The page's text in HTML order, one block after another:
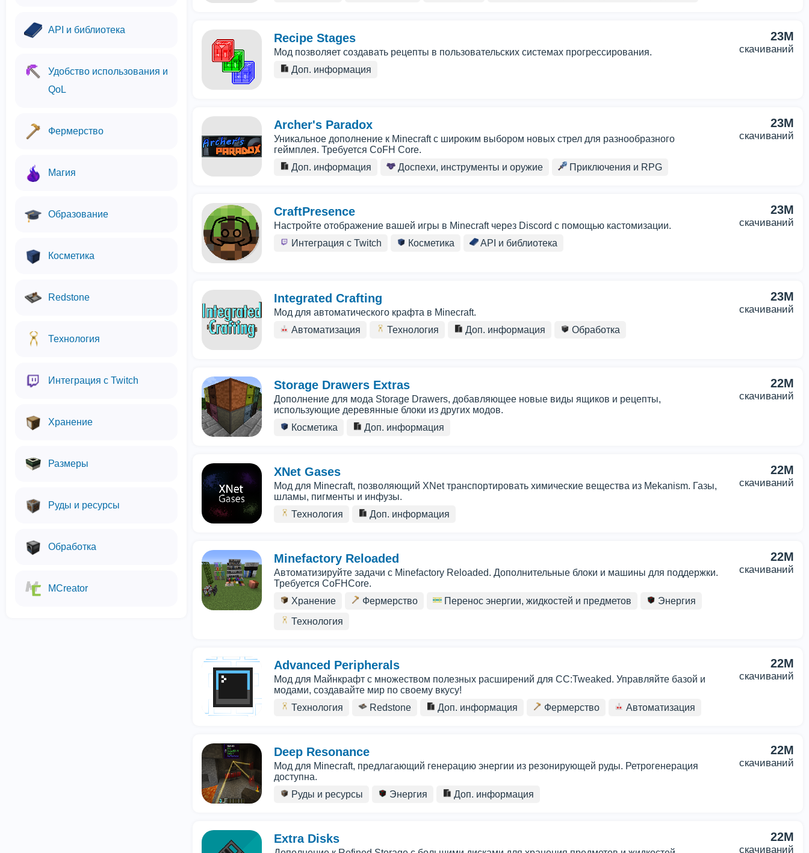
API и библиотека
Удобство использования и
QoL
Фермерство
Магия
Образование
Косметика
Redstone
Технология
Интеграция с Twitch
Хранение
Размеры
Руды и ресурсы
Обработка
MCreator
Recipe Stages
Мод позволяет создавать рецепты в пользовательских системах прогрессирования.
Доп. информация
23M
скачиваний
Archer's Paradox
Уникальное дополнение к Minecraft с широким выбором новых стрел для разнообразного
геймплея. Требуется CoFH Core.
Доп. информация
Доспехи, инструменты и оружие Приключения и RPG
23M
скачиваний
CraftPresence
Настройте отображение вашей игры в Minecraft через Discord с помощью кастомизации.
Интеграция с Twitch
Косметика API и библиотека
23M
скачиваний
Integrated Crafting
Мод для автоматического крафта в Minecraft.
Автоматизация
Технология Доп. информация Обработка
23M
скачиваний
Storage Drawers Extras
Дополнение для мода Storage Drawers, добавляющее новые виды ящиков и рецепты,
использующие деревянные блоки из других модов.
Косметика
Доп. информация
22M
скачиваний
XNet Gases
Мод для Minecraft, позволяющий XNet транспортировать химические вещества из Mekanism. Газы,
шламы, пигменты и инфузы.
Технология
Доп. информация
22M
скачиваний
Minefactory Reloaded
Автоматизируйте задачи с Minefactory Reloaded. Дополнительные блоки и машины для поддержки.
Требуется CoFHCore.
Хранение
Фермерство Перенос энергии, жидкостей и предметов
Энергия
Технология
22M
скачиваний
Advanced Peripherals
Мод для Майнкрафт с множеством полезных расширений для CC:Tweaked. Управляйте базой и
модами, создавайте мир по своему вкусу!
Технология
Redstone Доп. информация Фермерство Автоматизация
22M
скачиваний
Deep Resonance
Мод для Minecraft, предлагающий генерацию энергии из резонирующей руды. Ретрогенерация
доступна.
Руды и ресурсы
Энергия Доп. информация
22M
скачиваний
Extra Disks 22M
скачиваний